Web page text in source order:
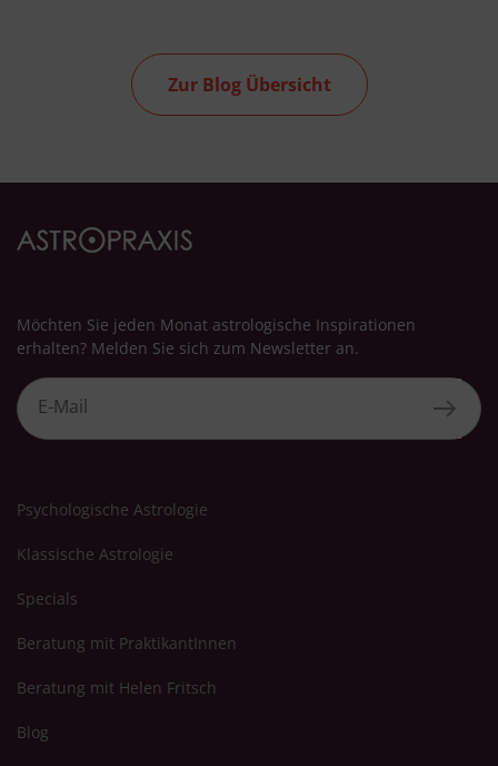
Zur Blog Übersicht
Möchten Sie jeden Monat astrologische Inspirationen
erhalten? Melden Sie sich zum Newsletter an.
Psychologische Astrologie
Klassische Astrologie
Specials
Beratung mit PraktikantInnen
Beratung mit Helen Fritsch
Blog